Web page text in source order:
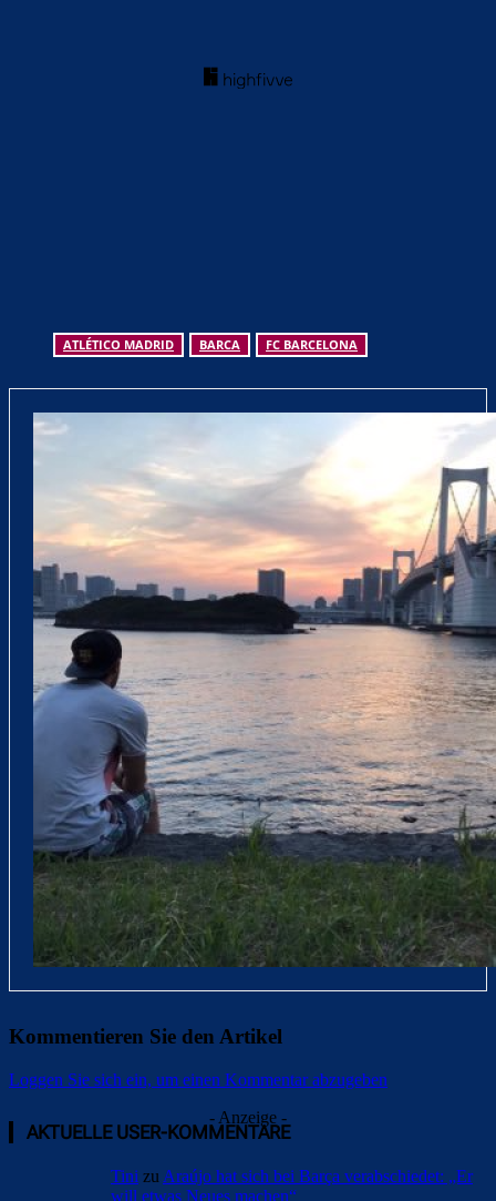
ATLÉTICO MADRID BARCA FC BARCELONA
Kommentieren Sie den Artikel
Loggen Sie sich ein, um einen Kommentar abzugeben